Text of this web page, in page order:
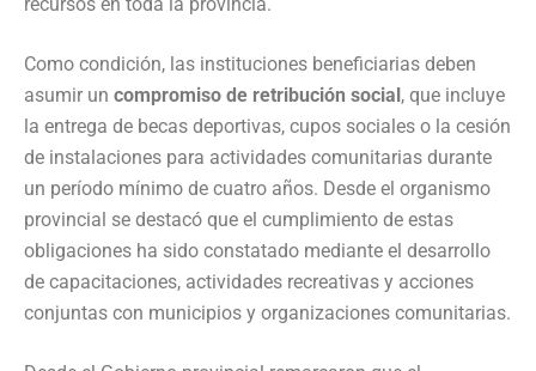
Como condición, las instituciones beneficiarias deben
asumir un compromiso de retribución social, que incluye
la entrega de becas deportivas, cupos sociales o la cesión
de instalaciones para actividades comunitarias durante
un período mínimo de cuatro años. Desde el organismo
provincial se destacó que el cumplimiento de estas
obligaciones ha sido constatado mediante el desarrollo
de capacitaciones, actividades recreativas y acciones
conjuntas con municipios y organizaciones comunitarias.